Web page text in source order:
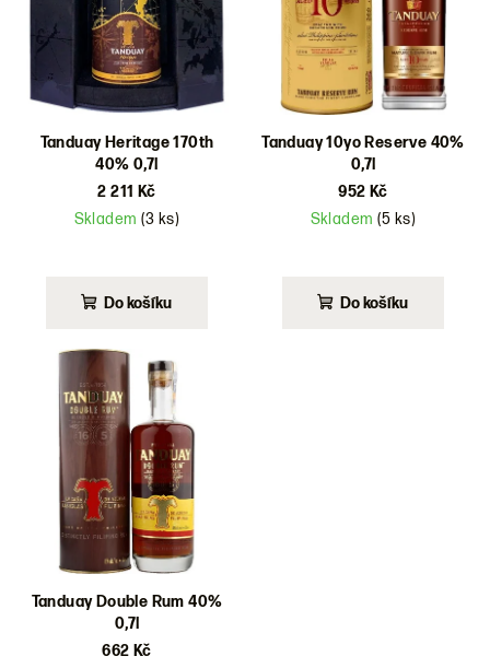
Tanduay Heritage 170th
40% 0,7l
2 211 Kč
Skladem (3 ks)
Do košíku
Tanduay 10yo Reserve 40%
0,7l
952 Kč
Skladem (5 ks)
Do košíku
Tanduay Double Rum 40%
0,7l
662 Kč